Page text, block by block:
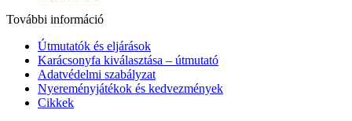
További információ
Útmutatók és eljárások
Karácsonyfa kiválasztása – útmutató
Adatvédelmi szabályzat
Nyereményjátékok és kedvezmények
Cikkek